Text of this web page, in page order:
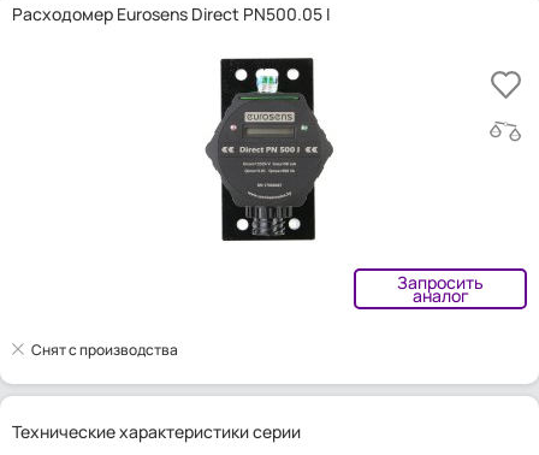
Расходомер Eurosens Direct PN500.05 I
Запросить
аналог
Снят с производства
Технические характеристики серии